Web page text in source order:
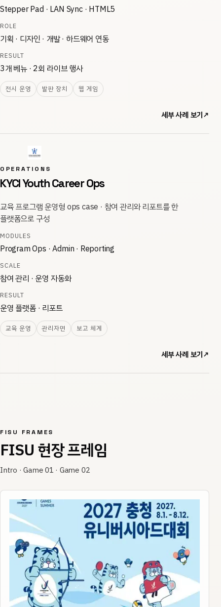
Stepper Pad · LAN Sync · HTML5
ROLE
기획 · 디자인 · 개발 · 하드웨어 연동
RESULT
3개 베뉴 · 2회 라이브 행사
전시 운영 발판 장치 웹 게임
세부 사례 보기↗
OPERATIONS
KYCI Youth Career Ops
교육 프로그램 운영형 ops case · 참여 관리와 리포트를 한
플랫폼으로 구성
MODULES
Program Ops · Admin · Reporting
SCALE
참여 관리 · 운영 자동화
RESULT
운영 플랫폼 · 리포트
교육 운영 관리자면 보고 체계
세부 사례 보기↗
FISU FRAMES
FISU 현장 프레임
Intro · Game 01 · Game 02